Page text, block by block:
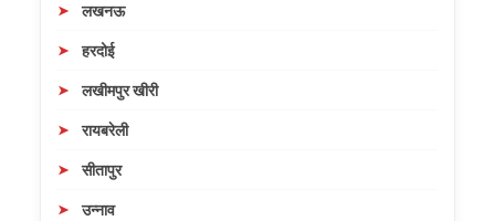
लखनऊ
हरदोई
लखीमपुर खीरी
रायबरेली
सीतापुर
उन्नाव